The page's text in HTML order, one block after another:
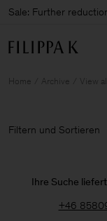
Sale: Further
Home Archive View
Filtern und Sortieren
Ihre Suche
+46